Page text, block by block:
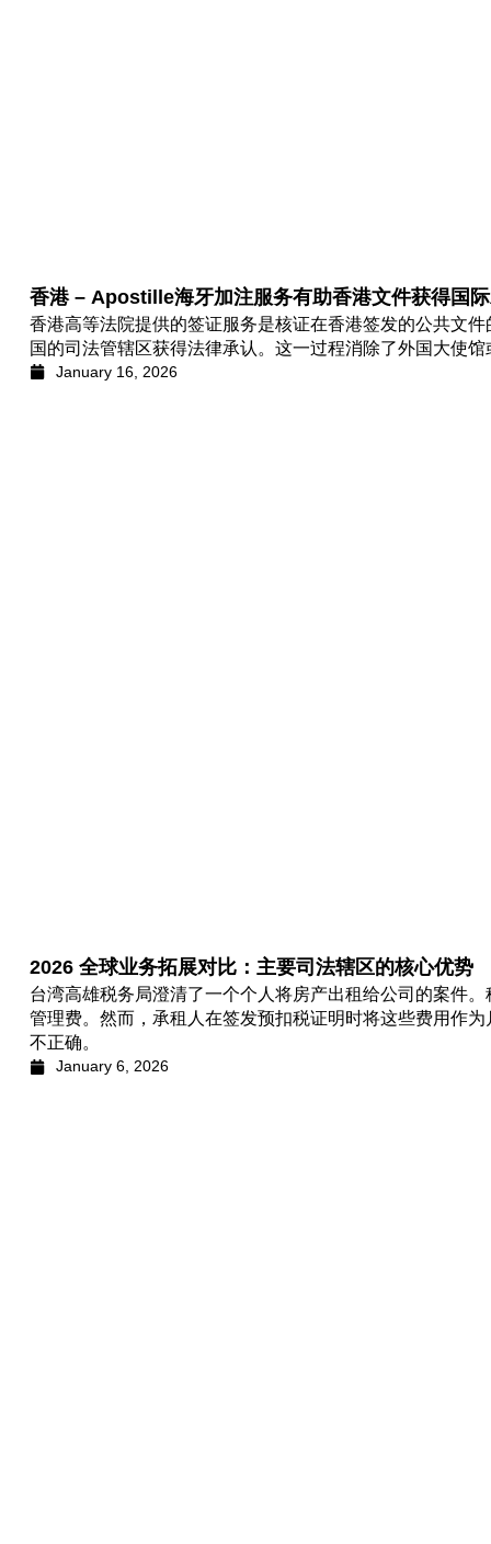
香港 – Apostille海牙加注服务有助香港文件获得国
香港高等法院提供的签证服务是核证在香港签发的公共文
国的司法管辖区获得法律承认。这一过程消除了外国大使
January 16, 2026
2026 全球业务拓展对比：主要司法辖区的核心优势
台湾高雄税务局澄清了一个个人将房产出租给公司的案件
管理费。然而，承租人在签发预扣税证明时将这些费用作
不正确。
January 6, 2026